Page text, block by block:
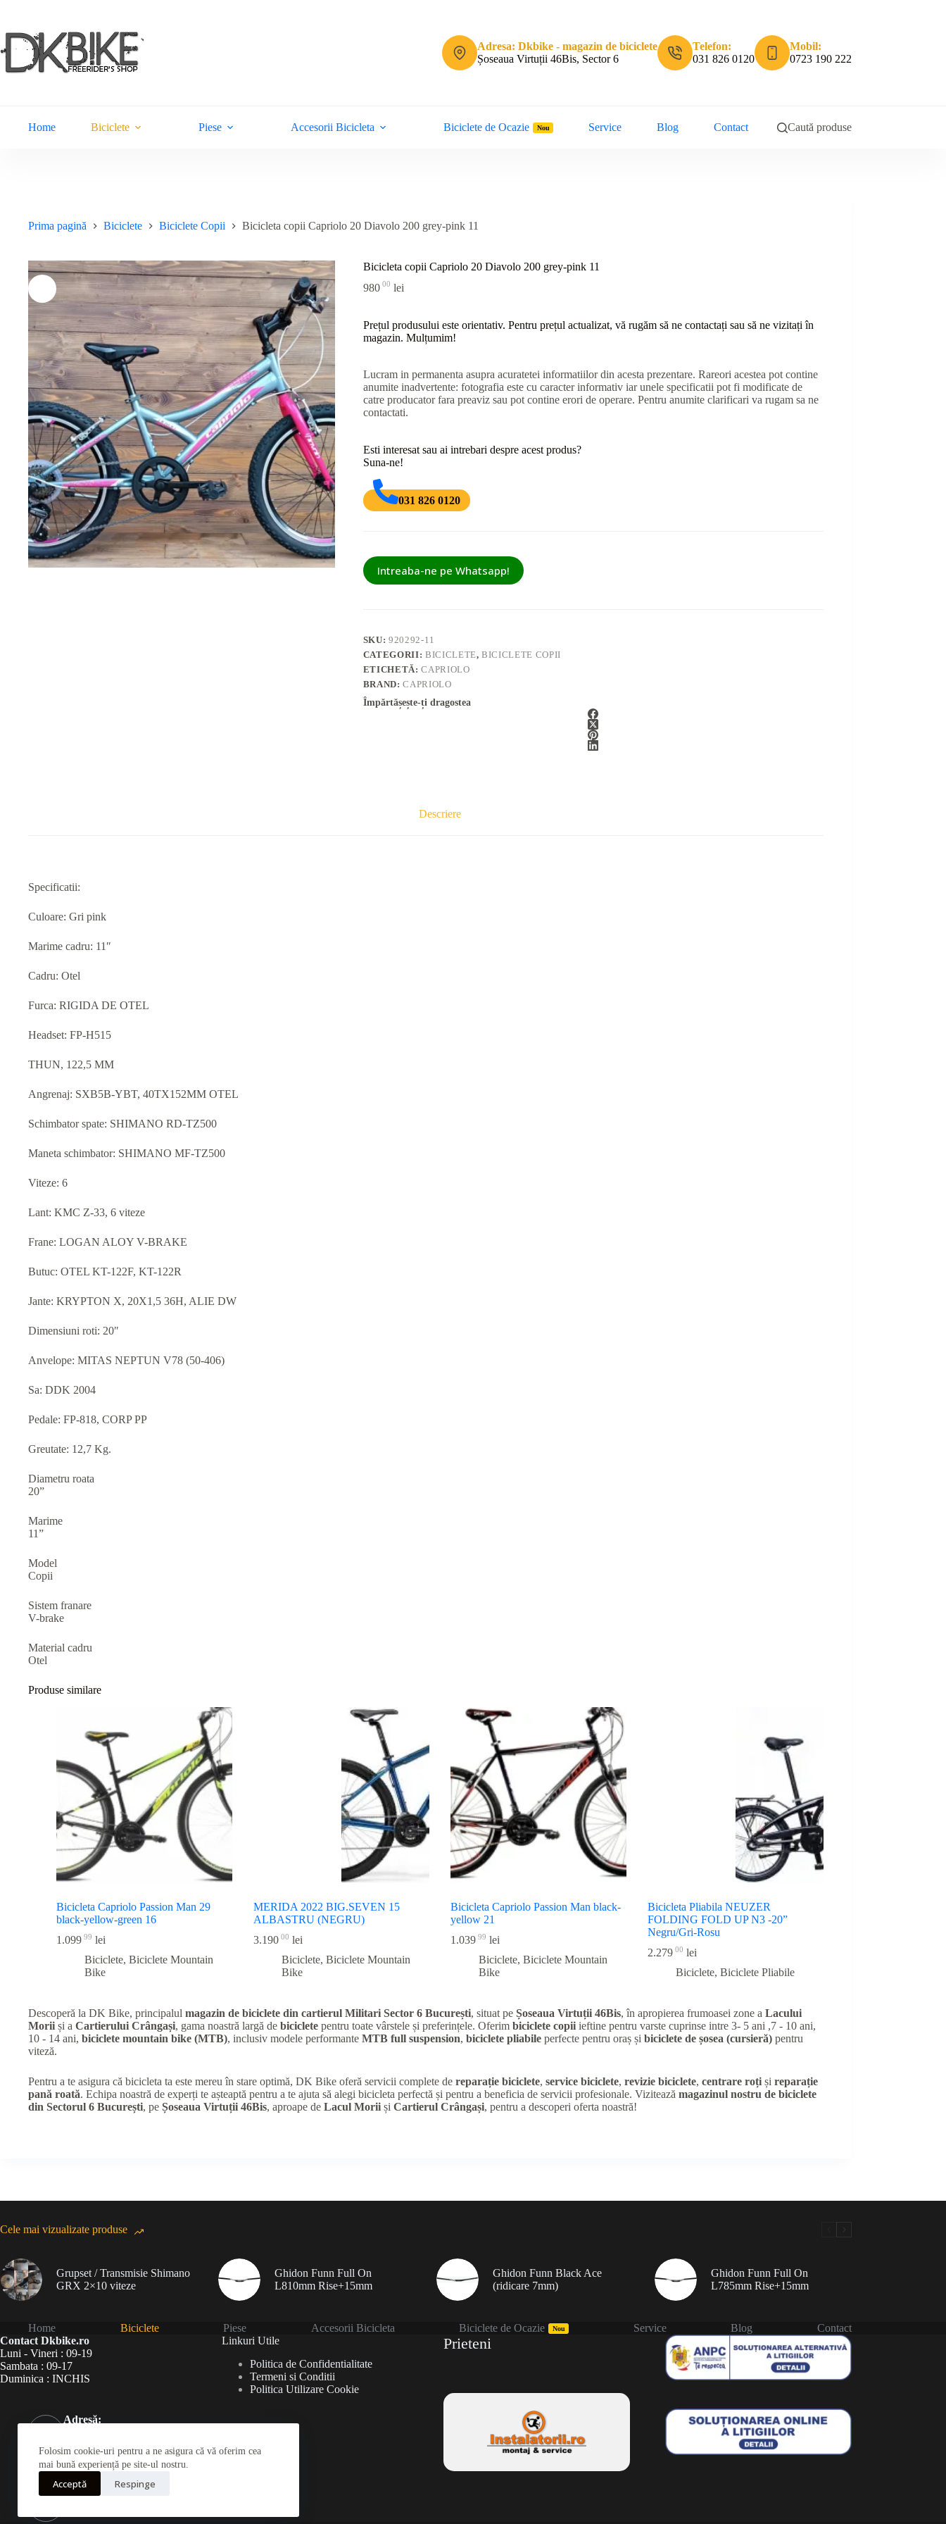
conținut
Folosim cookie-uri pentru a ne asigura că vă oferim cea
mai bună experiență pe site-ul nostru.
Acceptă Respinge
Adresa: Dkbike - magazin de biciclete
Șoseaua Virtuții 46Bis, Sector 6
Telefon:
031 826 0120
Mobil:
0723 190 222
Home Biciclete Piese Accesorii Bicicleta Biciclete de Ocazie Nou Service Blog Contact Caută produse
Prima pagină Biciclete Biciclete Copii Bicicleta copii Capriolo 20 Diavolo 200 grey-pink 11
Bicicleta copii Capriolo 20 Diavolo 200 grey-pink 11
980 00 lei
Prețul produsului este orientativ. Pentru prețul actualizat, vă rugăm să ne contactați sau să ne vizitați în
magazin. Mulțumim!
Lucram in permanenta asupra acuratetei informatiilor din acesta prezentare. Rareori acestea pot contine
anumite inadvertente: fotografia este cu caracter informativ iar unele specificatii pot fi modificate de
catre producator fara preaviz sau pot contine erori de operare. Pentru anumite clarificari va rugam sa ne
contactati.
Esti interesat sau ai intrebari despre acest produs?
Suna-ne!
031 826 0120
Intreaba-ne pe Whatsapp!
SKU:920292-11
CATEGORII: BICICLETE,BICICLETE COPII
ETICHETĂ:CAPRIOLO
BRAND:CAPRIOLO
Împărtășește-ți dragostea
Descriere
Specificatii:
Culoare: Gri pink
Marime cadru: 11″
Cadru: Otel
Furca: RIGIDA DE OTEL
Headset: FP-H515
THUN, 122,5 MM
Angrenaj: SXB5B-YBT, 40TX152MM OTEL
Schimbator spate: SHIMANO RD-TZ500
Maneta schimbator: SHIMANO MF-TZ500
Viteze: 6
Lant: KMC Z-33, 6 viteze
Frane: LOGAN ALOY V-BRAKE
Butuc: OTEL KT-122F, KT-122R
Jante: KRYPTON X, 20X1,5 36H, ALIE DW
Dimensiuni roti: 20″
Anvelope: MITAS NEPTUN V78 (50-406)
Sa: DDK 2004
Pedale: FP-818, CORP PP
Greutate: 12,7 Kg.
Diametru roata
20”
Marime
11”
Model
Copii
Sistem franare
V-brake
Material cadru
Otel
Produse similare
Bicicleta Capriolo Passion Man 29
black-yellow-green 16
1.099 99 lei
Biciclete, Biciclete Mountain
Bike
MERIDA 2022 BIG.SEVEN 15
ALBASTRU (NEGRU)
3.19000 lei
Biciclete, Biciclete Mountain
Bike
Bicicleta Capriolo Passion Man black-
yellow 21
1.03999 lei
Biciclete, Biciclete Mountain
Bike
Bicicleta Pliabila NEUZER
FOLDING FOLD UP N3 -20”
Negru/Gri-Rosu
2.27900 lei
Biciclete, Biciclete Pliabile
Descoperă la DK Bike, principalul magazin de biciclete din cartierul Militari Sector 6 București, situat pe Șoseaua Virtuții 46Bis, în apropierea frumoasei zone a Lacului
Morii și a Cartierului Crângași, gama noastră largă de biciclete pentru toate vârstele și preferințele. Oferim biciclete copii ieftine pentru varste cuprinse intre 3- 5 ani ,7 - 10 ani,
10 - 14 ani, biciclete mountain bike (MTB), inclusiv modele performante MTB full suspension, biciclete pliabile perfecte pentru oraș și biciclete de șosea (cursieră) pentru
viteză.
Pentru a te asigura că bicicleta ta este mereu în stare optimă, DK Bike oferă servicii complete de reparație biciclete, service biciclete, revizie biciclete, centrare roți și reparație
pană roată. Echipa noastră de experți te așteaptă pentru a te ajuta să alegi bicicleta perfectă și pentru a beneficia de servicii profesionale. Vizitează magazinul nostru de biciclete
din Sectorul 6 București, pe Șoseaua Virtuții 46Bis, aproape de Lacul Morii și Cartierul Crângași, pentru a descoperi oferta noastră!
Cele mai vizualizate produse
Grupset / Transmisie Shimano
GRX 2×10 viteze
Ghidon Funn Full On
L810mm Rise+15mm
Ghidon Funn Black Ace
(ridicare 7mm)
Ghidon Funn Full On
L785mm Rise+15mm
Home Biciclete Piese Accesorii Bicicleta Biciclete de Ocazie Nou Service Blog
Contact
Contact Dkbike.ro
Luni - Vineri : 09-19
Sambata : 09-17
Duminica : INCHIS
Adresă:
București 060787
Telefon:
031 826 0120
Mobil:
Linkuri Utile
Politica de Confidentialitate
Termeni si Conditii
Politica Utilizare Cookie
Prieteni